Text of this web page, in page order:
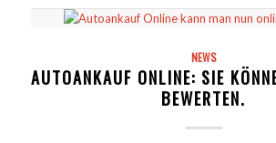
NEWS
AUTOANKAUF ONLINE: SIE
BEWERTEN.